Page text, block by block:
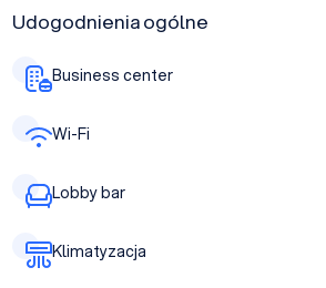
Udogodnienia ogólne
Business center
Wi-Fi
Lobby bar
Klimatyzacja